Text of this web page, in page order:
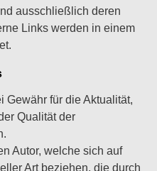
ausschließlich deren
Links werden in einem
Gewähr für die Aktualität,
Qualität der
Autor, welche sich auf
Art beziehen, die durch